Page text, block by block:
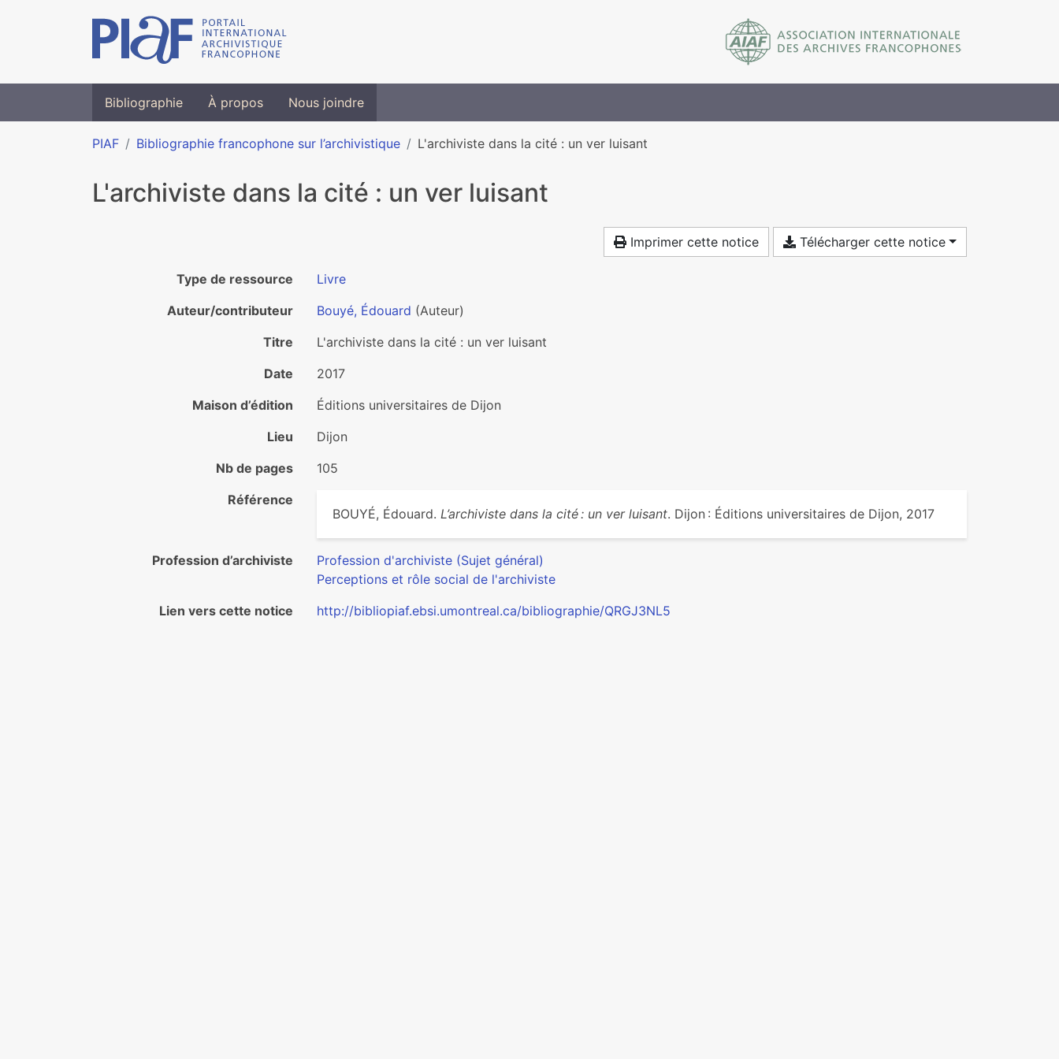
Bibliographie À propos Nous joindre
PIAF Bibliographie francophone sur l’archivistique L'archiviste dans la cité : un ver luisant
L'archiviste dans la cité : un ver luisant
Imprimer cette notice Télécharger cette notice
Type de ressource
Livre
Auteur/contributeur
Bouyé, Édouard (Auteur)
Titre
L'archiviste dans la cité : un ver luisant
Date
2017
Maison d’édition
Éditions universitaires de Dijon
Lieu
Dijon
Nb de pages
105
Référence
BOUYÉ, Édouard. L’archiviste dans la cité : un ver luisant. Dijon : Éditions universitaires de Dijon, 2017
Profession d’archiviste
Profession d'archiviste (Sujet général)
Perceptions et rôle social de l'archiviste
Lien vers cette notice
http://bibliopiaf.ebsi.umontreal.ca/bibliographie/QRGJ3NL5